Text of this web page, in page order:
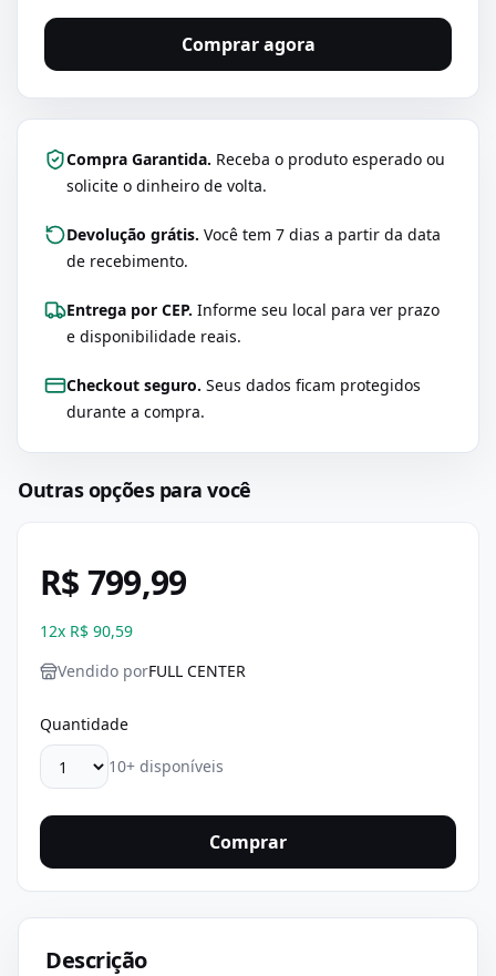
Comprar agora
Compra Garantida. Receba o produto esperado ou
solicite o dinheiro de volta.
Devolução grátis. Você tem 7 dias a partir da data
de recebimento.
Entrega por CEP. Informe seu local para ver prazo
e disponibilidade reais.
Checkout seguro. Seus dados ficam protegidos
durante a compra.
Outras opções para você
R$ 799,99
12x R$ 90,59
Vendido porFULL CENTER
Quantidade
10+ disponíveis
Comprar
Descrição